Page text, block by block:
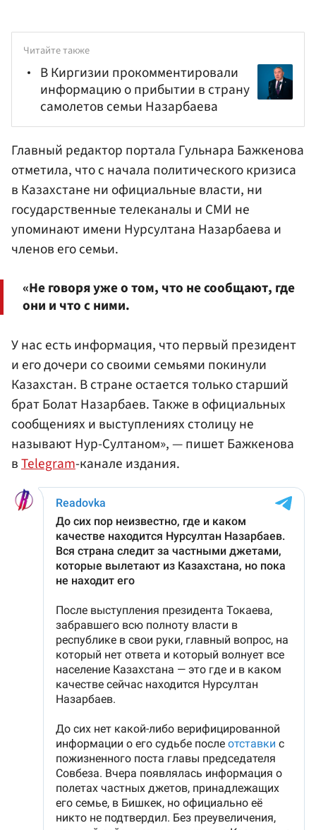
Читайте также
В Киргизии прокомментировали
информацию о прибытии в страну
самолетов семьи Назарбаева
Главный редактор портала Гульнара Бажкенова
отметила, что с начала политического кризиса
в Казахстане ни официальные власти, ни
государственные телеканалы и СМИ не
упоминают имени Нурсултана Назарбаева и
членов его семьи.
«Не говоря уже о том, что не сообщают, где
они и что с ними.
У нас есть информация, что первый президент
и его дочери со своими семьями покинули
Казахстан. В стране остается только старший
брат Болат Назарбаев. Также в официальных
сообщениях и выступлениях столицу не
называют Нур-Султаном», — пишет Бажкенова
вTelegram-канале издания.